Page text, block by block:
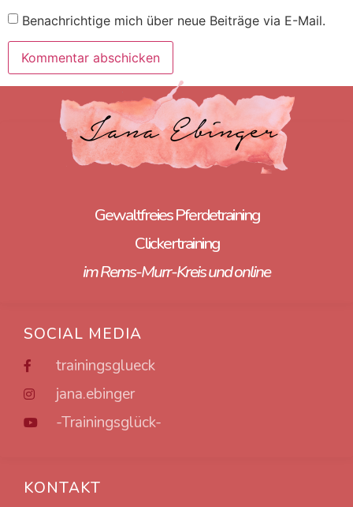
Benachrichtige mich über neue Beiträge via E-Mail.
KONTAKT
SOCIAL MEDIA
trainingsglueck
jana.ebinger
-Trainingsglück-
Gewaltfreies Pferdetraining
Clickertraining
im Rems-Murr-Kreis und online